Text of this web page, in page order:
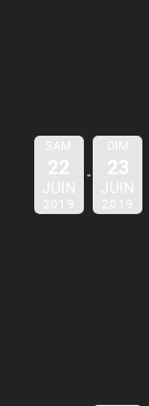
SAM
22
JUIN
2019
DIM
23
JUIN
2019